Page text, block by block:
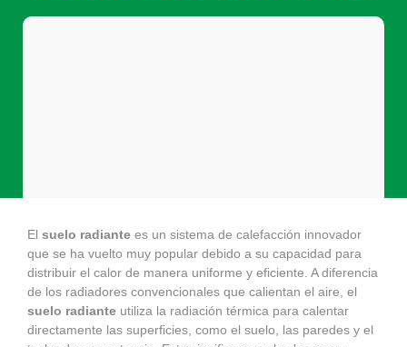
El suelo radiante es un sistema de calefacción innovador
que se ha vuelto muy popular debido a su capacidad para
distribuir el calor de manera uniforme y eficiente. A diferencia
de los radiadores convencionales que calientan el aire, el
suelo radiante utiliza la radiación térmica para calentar
directamente las superficies, como el suelo, las paredes y el